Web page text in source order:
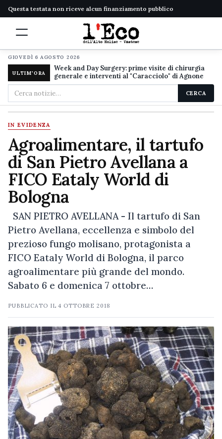
Questa testata non riceve alcun finanziamento pubblico
GIOVEDÌ 6 AGOSTO 2026
ULTIM'ORA
Week and Day Surgery: prime visite di chirurgia
generale e interventi al "Caracciolo" di Agnone
Cerca
nel
sito
CERCA
IN EVIDENZA
Agroalimentare, il tartufo
di San Pietro Avellana a
FICO Eataly World di
Bologna
SAN PIETRO AVELLANA - Il tartufo di San
Pietro Avellana, eccellenza e simbolo del
prezioso fungo molisano, protagonista a
FICO Eataly World di Bologna, il parco
agroalimentare più grande del mondo.
Sabato 6 e domenica 7 ottobre…
PUBBLICATO IL4 OTTOBRE 2018